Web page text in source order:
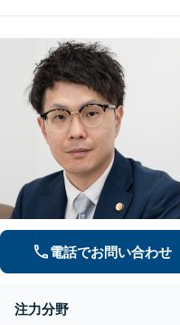
電話でお問い合わせ
注力分野